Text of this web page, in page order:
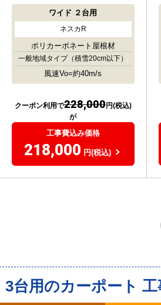
ワイド ２台用
ネスカR
ポリカーボネート屋根材
一般地域タイプ （積雪20cm以下）
風速Vo=約40m/s
クーポン利用で228,000円(税込)
が
工事費込み価格
218,000 円(税込)
3台用のカーポート